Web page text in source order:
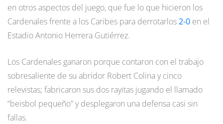
en otros aspectos del juego, que fue lo que hicieron los
Cardenales frente a los Caribes para derrotarlos2-0 en el
Estadio Antonio Herrera Gutiérrez.
Los Cardenales ganaron porque contaron con el trabajo
sobresaliente de su abridor Robert Colina y cinco
relevistas; fabricaron sus dos rayitas jugando el llamado
“beisbol pequeño” y desplegaron una defensa casi sin
fallas.